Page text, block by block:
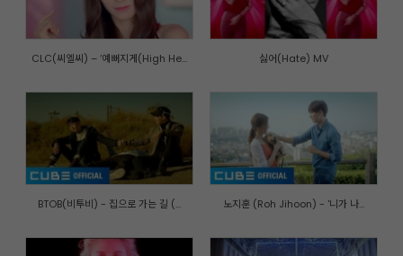
CLC(씨엘씨) – ‘예뻐지게(High He... 싫어(Hate) MV
BTOB(비투비) - 집으로 가는 길 (... 노지훈 (Roh Jihoon) - '니가 나...